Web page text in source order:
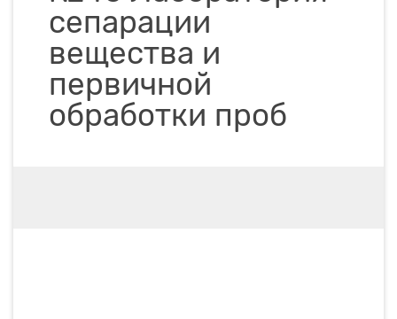
сепарации
вещества и
первичной
обработки проб